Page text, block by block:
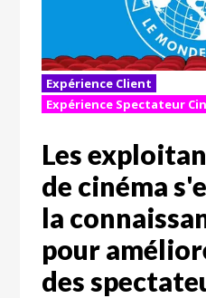
Expérience Client
Expérience Spectateur
Les
de cinéma
la
pour
des